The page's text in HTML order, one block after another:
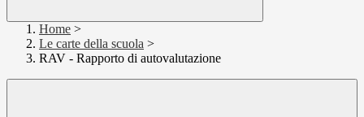
Home >
Le carte della scuola >
RAV - Rapporto di autovalutazione